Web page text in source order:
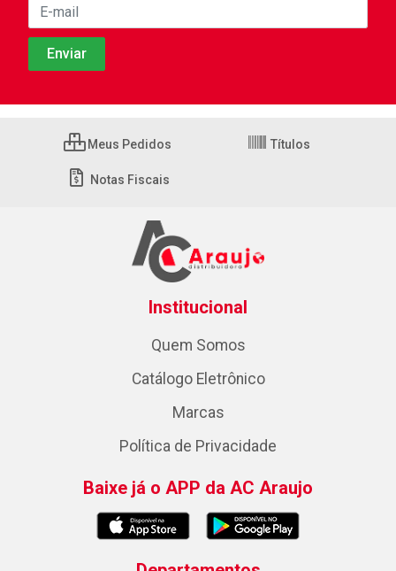
Meus Pedidos Títulos
Notas Fiscais
Institucional
Quem Somos
Catálogo Eletrônico
Marcas
Política de Privacidade
Baixe já o APP da AC Araujo